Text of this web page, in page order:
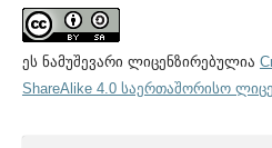
ეს ნამუშევარი ლიცენზირებულია
ShareAlike 4.0 საერთაშორისო